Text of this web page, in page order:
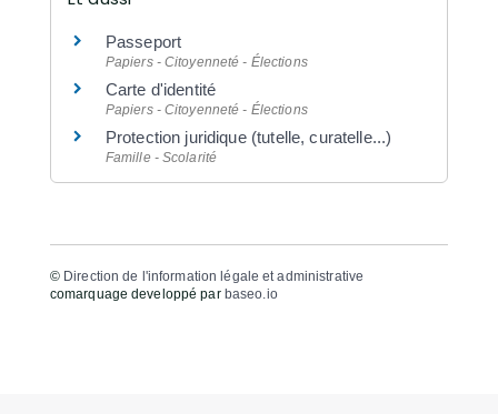
Passeport
Papiers - Citoyenneté - Élections
Carte d'identité
Papiers - Citoyenneté - Élections
Protection juridique (tutelle, curatelle...)
Famille - Scolarité
© Direction de l'information légale et administrative
comarquage developpé par baseo.io